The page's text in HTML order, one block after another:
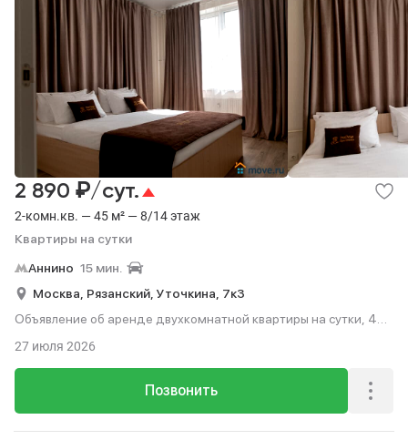
2-комн.кв. — 45 м² — 8/14 этаж
Квартиры на сутки
2 890 ₽/сут.
Аннино 15 мин.
Москва, Рязанский, Уточкина, 7к3
Объявление об аренде двухкомнатной квартиры на сутки, 45
Позвонить
27 июля 2026